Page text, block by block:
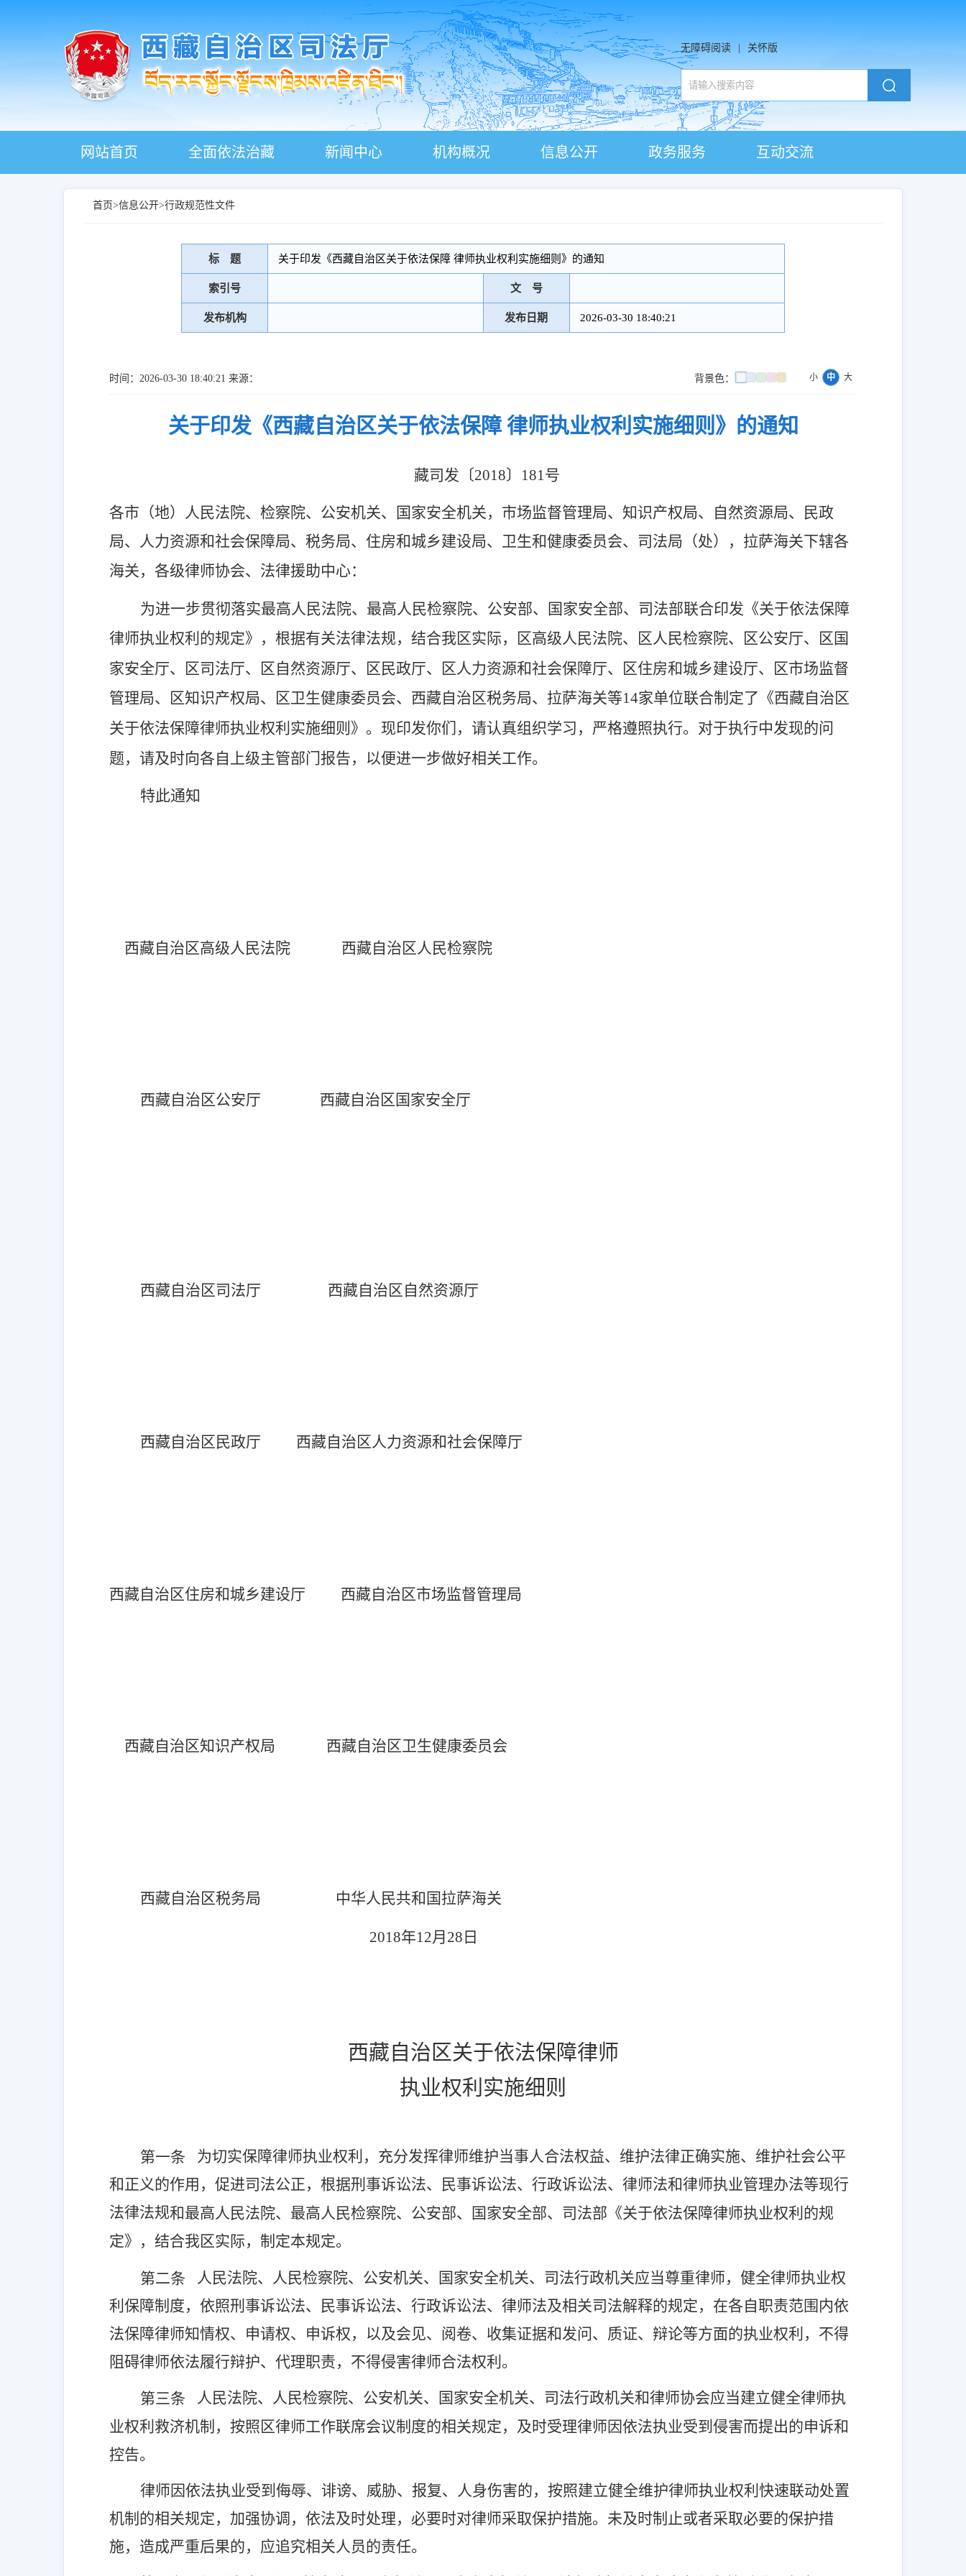
无障碍阅读 关怀版
网站首页 全面依法治藏 新闻中心 机构概况 信息公开 政务服务 互动交流
首页>信息公开>行政规范性文件
标 题 关于印发《西藏自治区关于依法保障 律师执业权利实施细则》的通知
索引号 文 号
发布机构 发布日期 2026-03-30 18:40:21
时间：2026-03-30 18:40:21 来源： 背景色： 小 中 大
关于印发《西藏自治区关于依法保障 律师执业权利实施细则》的通知
藏司发〔2018〕181号
各市（地）人民法院、检察院、公安机关、国家安全机关，市场监督管理局、知识产权局、自然资源局、民政
局、人力资源和社会保障局、税务局、住房和城乡建设局、卫生和健康委员会、司法局（处），拉萨海关下辖各
海关，各级律师协会、法律援助中心：
为进一步贯彻落实最高人民法院、最高人民检察院、公安部、国家安全部、司法部联合印发《关于依法保障
律师执业权利的规定》，根据有关法律法规，结合我区实际，区高级人民法院、区人民检察院、区公安厅、区国
家安全厅、区司法厅、区自然资源厅、区民政厅、区人力资源和社会保障厅、区住房和城乡建设厅、区市场监督
管理局、区知识产权局、区卫生健康委员会、西藏自治区税务局、拉萨海关等14家单位联合制定了《西藏自治区
关于依法保障律师执业权利实施细则》。现印发你们，请认真组织学习，严格遵照执行。对于执行中发现的问
题，请及时向各自上级主管部门报告，以便进一步做好相关工作。
特此通知
西藏自治区高级人民法院 西藏自治区人民检察院
西藏自治区公安厅 西藏自治区国家安全厅
西藏自治区司法厅 西藏自治区自然资源厅
西藏自治区民政厅 西藏自治区人力资源和社会保障厅
西藏自治区住房和城乡建设厅 西藏自治区市场监督管理局
西藏自治区知识产权局 西藏自治区卫生健康委员会
西藏自治区税务局 中华人民共和国拉萨海关
2018年12月28日
西藏自治区关于依法保障律师
执业权利实施细则
第一条
为切实保障律师执业权利，充分发挥律师维护当事人合法权益、维护法律正确实施、维护社会公平
和正义的作用，促进司法公正，根据刑事诉讼法、民事诉讼法、行政诉讼法、律师法和律师执业管理办法等现行
法律法规和最高人民法院、最高人民检察院、公安部、国家安全部、司法部《关于依法保障律师执业权利的规
定》，结合我区实际，制定本规定。
第二条
人民法院、人民检察院、公安机关、国家安全机关、司法行政机关应当尊重律师，健全律师执业权
利保障制度，依照刑事诉讼法、民事诉讼法、行政诉讼法、律师法及相关司法解释的规定，在各自职责范围内依
法保障律师知情权、申请权、申诉权，以及会见、阅卷、收集证据和发问、质证、辩论等方面的执业权利，不得
阻碍律师依法履行辩护、代理职责，不得侵害律师合法权利。
第三条
人民法院、人民检察院、公安机关、国家安全机关、司法行政机关和律师协会应当建立健全律师执
业权利救济机制，按照区律师工作联席会议制度的相关规定，及时受理律师因依法执业受到侵害而提出的申诉和
控告。
律师因依法执业受到侮辱、诽谤、威胁、报复、人身伤害的，按照建立健全维护律师执业权利快速联动处置
机制的相关规定，加强协调，依法及时处理，必要时对律师采取保护措施。未及时制止或者采取必要的保护措
施，造成严重后果的，应追究相关人员的责任。